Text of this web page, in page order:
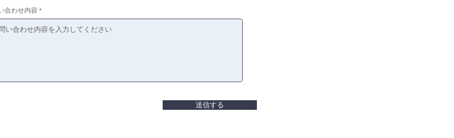
合わせ内容
送信する